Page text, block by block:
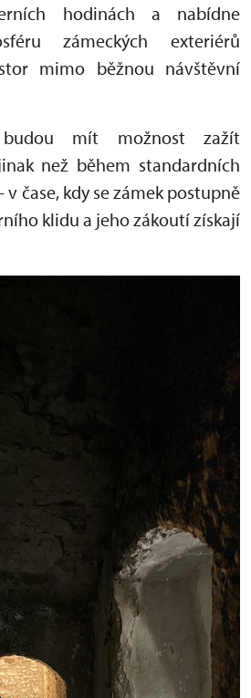
hodinách a nabídne
zámeckých exteriérů
mimo běžnou návštěvní
mít možnost zažít
než během standardních
čase, kdy se zámek postupně
klidu a jeho zákoutí získají